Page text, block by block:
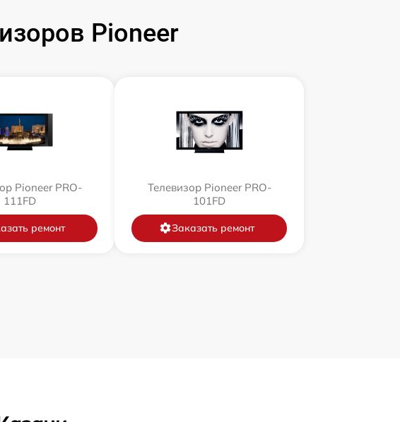
Pioneer
Pioneer PRO-
111FD
ремонт
Телевизор Pioneer PRO-
101FD
Заказать ремонт